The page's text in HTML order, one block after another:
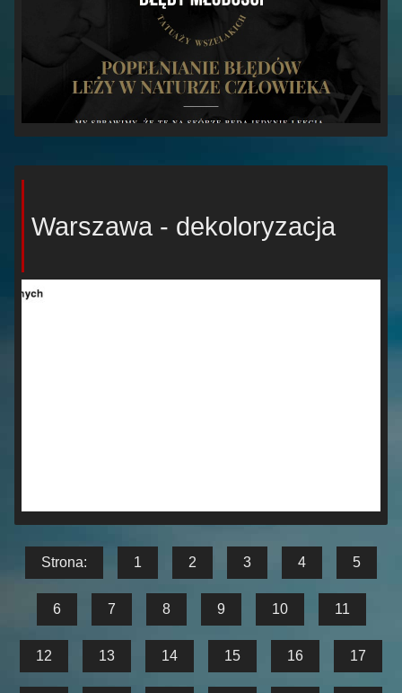
Warszawa - dekoloryzacja
Strona: 1 2 3 4 5
6 7 8 9 10 11
12 13 14 15 16 17